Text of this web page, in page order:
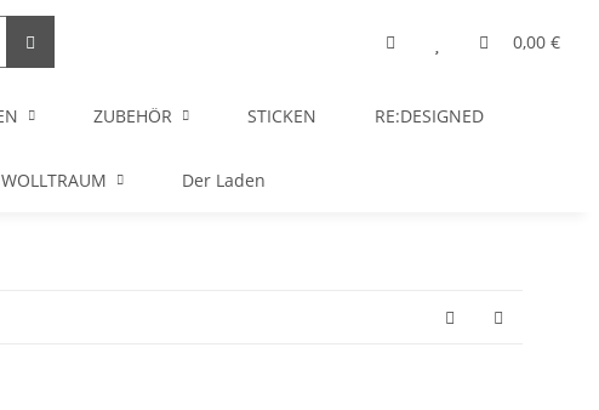
0,00 €
ZUBEHÖR STICKEN RE:DESIGNED
Der Laden